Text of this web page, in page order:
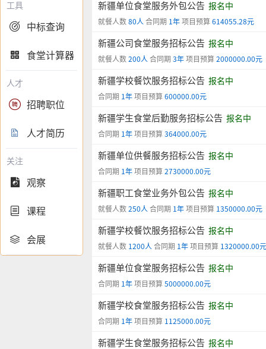
工具
 中标查询
 食堂计算器
人才
 招聘职位
 人才简历
关注
 观察
 课程
 会展
新疆单位食堂服务外包公告 报名中
就餐人数80人 合同期 1年项目预算614055.28元
新疆公司食堂服务招标公告 报名中
就餐人数200人 合同期 3年项目预算2000000.00元
新疆学校餐饮服务招标公告 报名中
合同期 1年项目预算600000.00元
新疆学生食堂后勤服务招标公告 报名中
合同期 1年项目预算364000.00元
新疆单位供餐服务招标公告 报名中
合同期 1年项目预算2730000.00元
新疆职工食堂业务外包公告 报名中
就餐人数250人 合同期 1年项目预算 1350000.00元
新疆学校餐饮服务招标公告 报名中
就餐人数 1200人 合同期 1年项目预算 1320000.00元
新疆单位食堂服务招标公告 报名中
合同期 1年项目预算5000000.00元
新疆学校食堂服务招标公告 报名中
合同期 1年项目预算 1125000.00元
新疆学生食堂服务招标公告 报名中